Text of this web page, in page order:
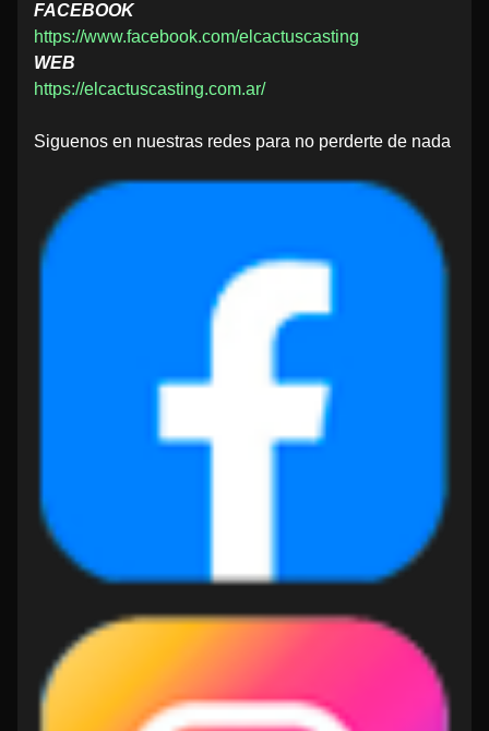
FACEBOOK
https://www.facebook.com/elcactuscasting
WEB
https://elcactuscasting.com.ar/
Siguenos en nuestras redes para no perderte de nada